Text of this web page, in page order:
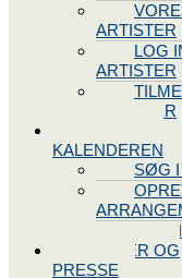
ARTISTER
LOG
ARTISTER
ARTISTER
KALENDEREN
SØG I
NYHEDER OG
PRESSE